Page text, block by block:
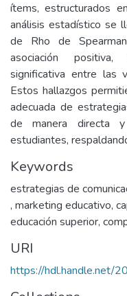
ítems, estructurados
análisis estadístico se
de Rho de
asociación
significativa entre las
Estos hallazgos
adecuada de
de manera directa
estudiantes,
Keywords
estrategias de
, marketing educativo,
educación superior,
URI
https://hdl.handle.net/